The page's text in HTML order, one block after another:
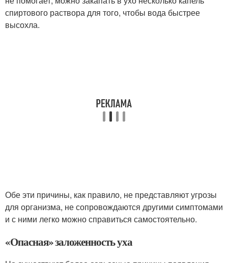
спиртового раствора для того, чтобы вода быстрее
высохла.
Обе эти причины, как правило, не представляют угрозы
для организма, не сопровождаются другими симптомами
и с ними легко можно справиться самостоятельно.
«Опасная» заложенность уха